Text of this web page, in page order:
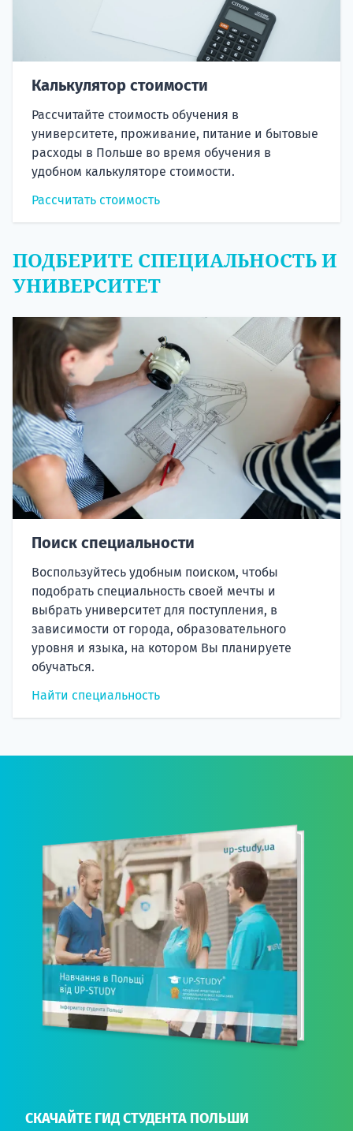
Калькулятор стоимости
Рассчитайте стоимость обучения в
университете, проживание, питание и бытовые
расходы в Польше во время обучения в
удобном калькуляторе стоимости.
Рассчитать стоимость
ПОДБЕРИТЕ СПЕЦИАЛЬНОСТЬ И
УНИВЕРСИТЕТ
Поиск специальности
Воспользуйтесь удобным поиском, чтобы
подобрать специальность своей мечты и
выбрать университет для поступления, в
зависимости от города, образовательного
уровня и языка, на котором Вы планируете
обучаться.
Найти специальность
СКАЧАЙТЕ ГИД СТУДЕНТА ПОЛЬШИ